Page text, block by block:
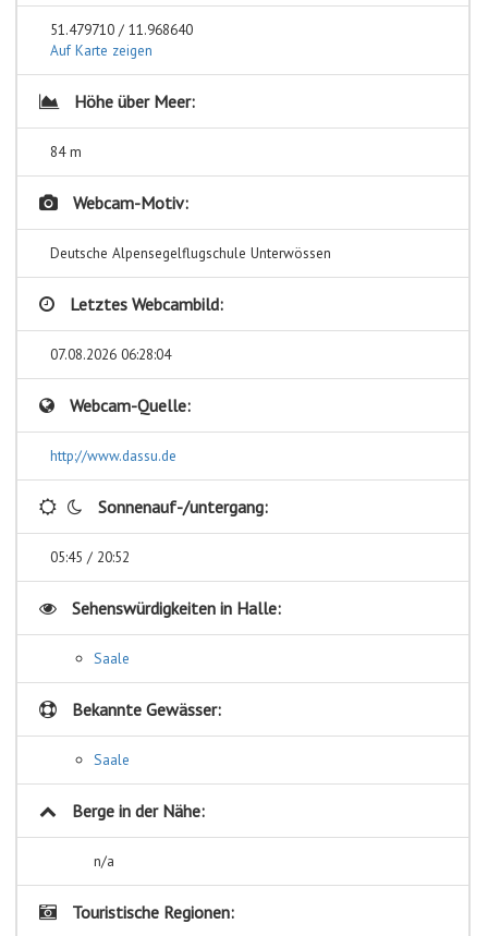
51.479710 / 11.968640
Auf Karte zeigen
Höhe über Meer:
84 m
Webcam-Motiv:
Deutsche Alpensegelflugschule Unterwössen
Letztes Webcambild:
07.08.2026 06:28:04
Webcam-Quelle:
http://www.dassu.de
Sonnenauf-/untergang:
05:45 / 20:52
Sehenswürdigkeiten in Halle:
Saale
Bekannte Gewässer:
Saale
Berge in der Nähe:
n/a
Touristische Regionen: